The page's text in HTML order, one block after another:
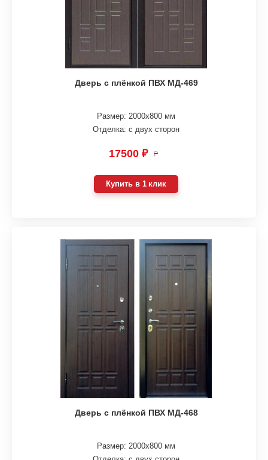
Дверь с плёнкой ПВХ МД-469
Размер: 2000х800 мм
Отделка: с двух сторон
17500 ₽ ₽
Купить в 1 клик
Дверь с плёнкой ПВХ МД-468
Размер: 2000х800 мм